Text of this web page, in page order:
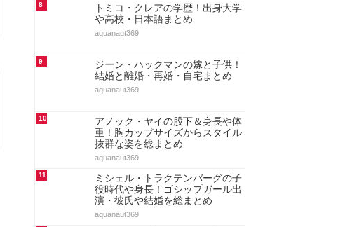
8
トミコ・クレアの学歴！出身大学
や高校・日本語まとめ
aquanaut369
9
ジーン・ハックマンの嫁と子供！
結婚と離婚・再婚・自宅まとめ
aquanaut369
10
アノック・ヤイの股下＆身長や体
重！胸カップサイズからスタイル
抜群な姿を総まとめ
aquanaut369
11
ミシェル・トラクテンバーグの子
役時代や身長！ゴシップガール出
演・彼氏や結婚を総まとめ
aquanaut369